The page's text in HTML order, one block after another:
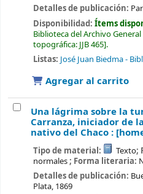
Detalles de publicación:
Disponibilidad: Ítems
Biblioteca del Archivo
topográfica: JJB 465 .
Listas: José Juan Biedma -
Agregar al carrito
Una lágrima sobre la
Carranza, iniciador de
nativo del Chaco :
Tipo de material: Texto;
normales; Forma literaria:
Detalles de publicación:
Plata, 1869